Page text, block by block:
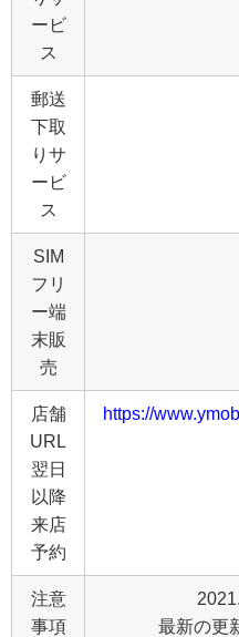
ービ
ス
郵送
下取
りサ
ービ
ス
SIM
フリ
ー端
末販
売
店舗
URL
翌日
以降
来店
予約
https://
注意
事項
最新の更